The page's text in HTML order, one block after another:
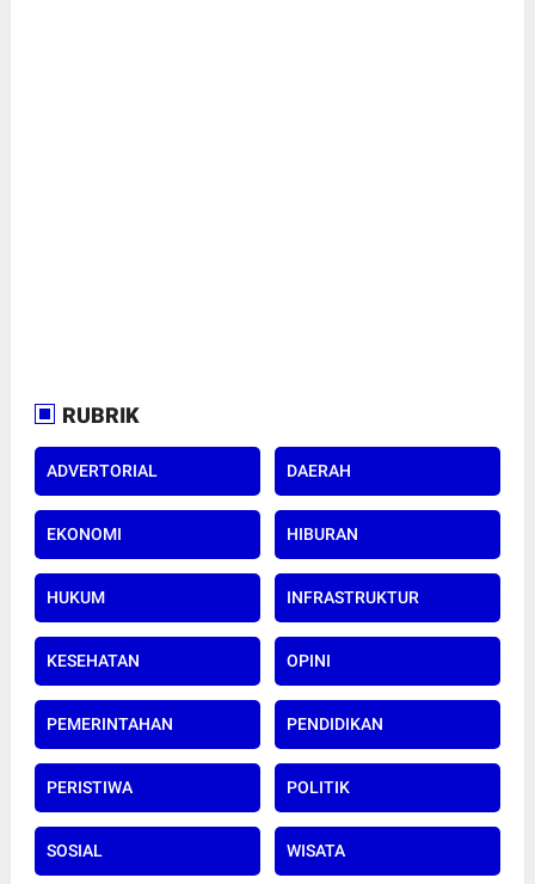
RUBRIK
ADVERTORIAL DAERAH
EKONOMI HIBURAN
HUKUM INFRASTRUKTUR
KESEHATAN OPINI
PEMERINTAHAN PENDIDIKAN
PERISTIWA POLITIK
SOSIAL WISATA